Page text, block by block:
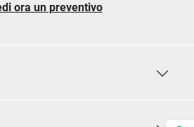
ora un preventivo